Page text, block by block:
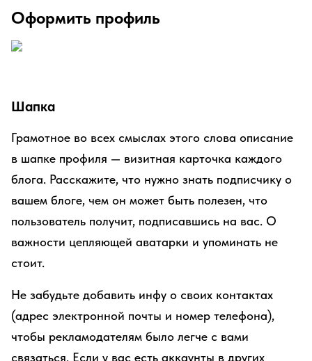
Оформить профиль
Шапка
Грамотное во всех смыслах этого слова описание
в шапке профиля — визитная карточка каждого
блога. Расскажите, что нужно знать подписчику о
вашем блоге, чем он может быть полезен, что
пользователь получит, подписавшись на вас. О
важности цепляющей аватарки и упоминать не
стоит.
Не забудьте добавить инфу о своих контактах
(адрес электронной почты и номер телефона),
чтобы рекламодателям было легче с вами
связаться. Если у вас есть аккаунты в других